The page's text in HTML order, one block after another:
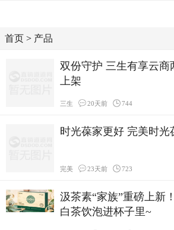
首页 > 产品
双份守护 三生有享云商
上架
三生 20天前 744
时光葆家更好 完美时
完美 23天前 723
汲茶素“家族”重磅上新
白茶饮泡进杯子里~